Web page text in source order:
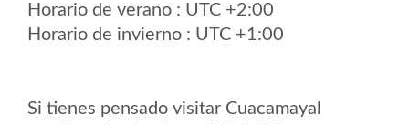
Horario de verano : UTC +2:00
Horario de invierno : UTC +1:00
Si tienes pensado visitar Cuacamayal